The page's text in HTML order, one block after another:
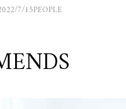
7/15PEOPLE